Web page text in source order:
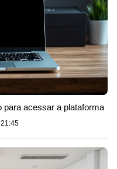
para acessar a plataforma